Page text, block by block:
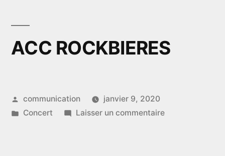
ACC ROCKBIERES
Publié
par
communication
janvier 9, 2020
Publié
Concert Laisser un commentairesur